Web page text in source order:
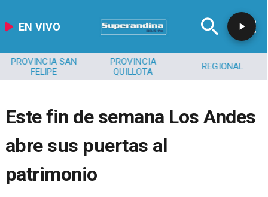
EN VIVO
PROVINCIA SAN
FELIPE
PROVINCIA
QUILLOTA
REGIONAL
Este fin de semana Los Andes
abre sus puertas al
patrimonio